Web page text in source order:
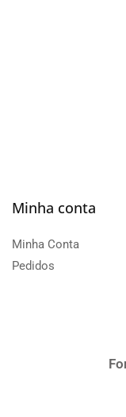
Minha conta
Minha Conta
Pedidos